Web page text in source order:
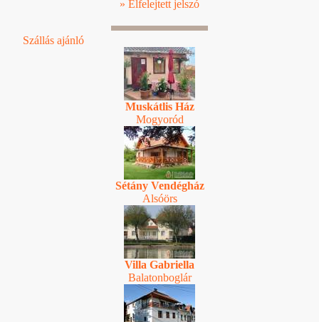
» Elfelejtett jelszó
Szállás ajánló
Muskátlis Ház
Mogyoród
Sétány Vendégház
Alsóörs
Villa Gabriella
Balatonboglár